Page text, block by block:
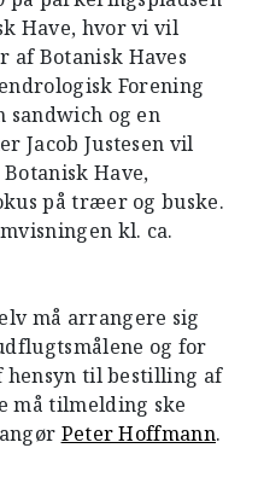
Have, hvor vi vil
af Botanisk Haves
Forening
sandwich og en
Jacob Justesen vil
Have,
på træer og buske.
kl. ca.
må arrangere sig
og for
til bestilling af
må tilmelding ske
Peter Hoffmann.